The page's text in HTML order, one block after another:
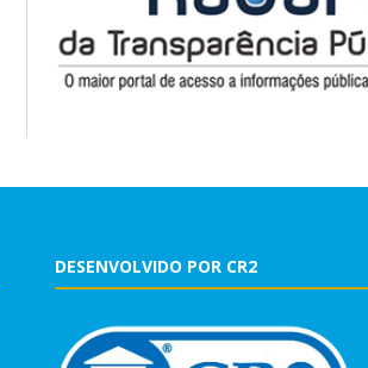
DESENVOLVIDO POR CR2